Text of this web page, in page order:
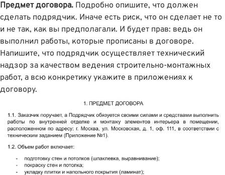
Предмет договора. Подробно опишите, что должен
сделать подрядчик. Иначе есть риск, что он сделает не то
и не так, как вы предполагали. И будет прав: ведь он
выполнил работы, которые прописаны в договоре.
Напишите, что подрядчик осуществляет технический
надзор за качеством ведения строительно-монтажных
работ, а всю конкретику укажите в приложениях к
договору.